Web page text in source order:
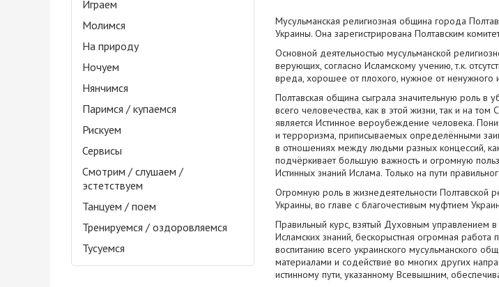
Играем
Молимся
На природу
Ночуем
Нянчимся
Паримся / купаемся
Рискуем
Сервисы
Смотрим / слушаем /
эстетствуем
Танцуем / поем
Тренируемся / оздоровляемся
Тусуемся
Мусульманская религиозная община города
Украины. Она зарегистрирована Полтавским
Основной деятельностью мусульманской
верующих, согласно Исламскому учению, т.к.
вреда, хорошее от плохого, нужное от ненужного
Полтавская община сыграла значительную роль
всего человечества, как в этой жизни, так и на
является Истинное вероубеждение человека.
и терроризма, приписываемых определёнными
в отношениях между людьми разных концессий,
подчёркивает большую важность и огромную
Истинных знаний Ислама. Только на пути
Огромную роль в жизнедеятельности Полтавской
Украины, во главе с благочестивым муфтием
Правильный курс, взятый Духовным управлением
Исламских знаний, бескорыстная огромная
воспитанию всего украинского мусульманского
материалами и содействие во многих других
истинному пути, указанному Всевышним,